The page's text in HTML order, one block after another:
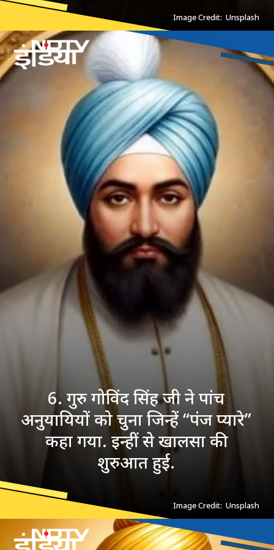
Image Credit: Unsplash
6. गुरु गोविंद सिंह जी ने पांच
अनुयायियों को चुना जिन्हें “पंज प्यारे”
कहा गया. इन्हीं से खालसा की
शुरुआत हुई.
Image Credit: Unsplash